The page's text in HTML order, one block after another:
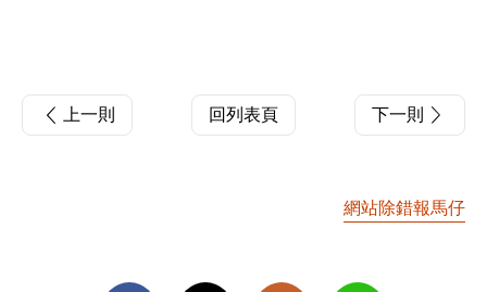
上一則 回列表頁 下一則
網站除錯報馬仔